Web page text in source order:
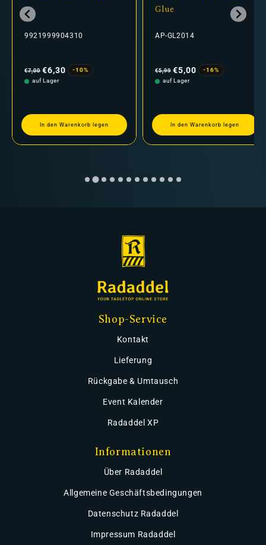
9921999904310
Preis
€7,00 €6,30
-10%
auf Lager
In den Warenkorb legen
Glue
AP-GL2014
Preis
€5,99 €5,00
-16%
auf Lager
In den Warenkorb legen
Shop-Service
Kontakt
Lieferung
Rückgabe & Umtausch
Event Kalender
Radaddel XP
Informationen
Über Radaddel
Allgemeine Geschäftsbedingungen
Datenschutz Radaddel
Impressum Radaddel